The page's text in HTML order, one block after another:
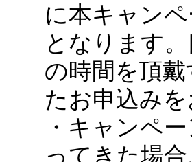
に本キャン
となります
の時間を頂
たお申込み
・キャンペ
ってきた場